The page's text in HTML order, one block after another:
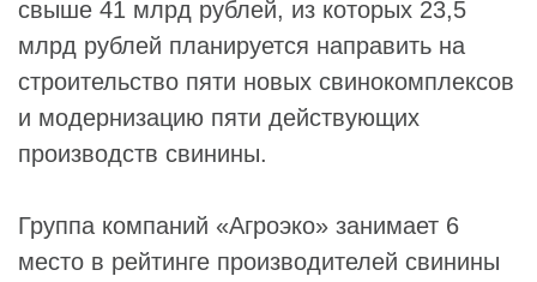
свыше 41 млрд рублей, из которых 23,5
млрд рублей планируется направить на
строительство пяти новых свинокомплексов
и модернизацию пяти действующих
производств свинины.
Группа компаний «Агроэко» занимает 6
место в рейтинге производителей свинины